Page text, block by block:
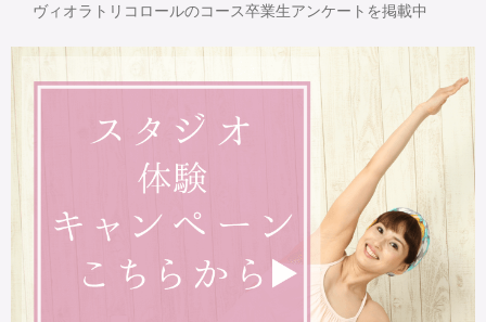
ヴィオラトリコロールのコース卒業生アンケートを掲載中